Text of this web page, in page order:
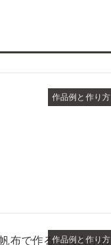
作品例と作り方
作品例と作り方